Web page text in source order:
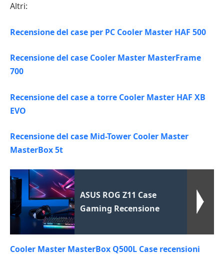
Altri:
Recensione del case per PC Cooler Master HAF 500
Recensione del case Cooler Master MasterFrame
700
Recensione del case a torre Cooler Master HAF XB
EVO
Recensione del case Mid-Tower Cooler Master
MasterBox 5t
ASUS ROG Z11 Case
Gaming Recensione
Cooler Master MasterBox Q500L Case recensioni